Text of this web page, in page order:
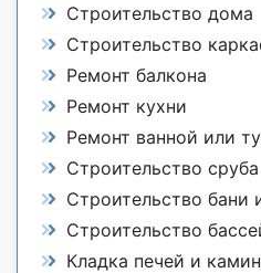
Строительство дома
Строительство
Ремонт балкона
Ремонт кухни
Ремонт ванной или
Строительство сруба
Строительство бани
Строительство
Кладка печей и